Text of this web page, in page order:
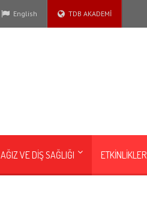
English TDB AKADEMİ
AĞIZ VE DİŞ SAĞLIĞI ETKİNLİKLER